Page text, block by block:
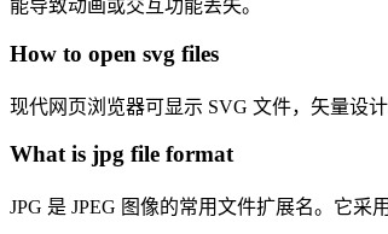
能导致动画或交互功能丢失。
How to open svg files
现代网页浏览器可显示 SVG 文件，矢量设
What is jpg file format
JPG 是 JPEG 图像的常用文件扩展名。它